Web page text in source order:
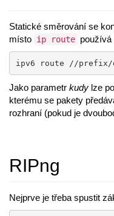
Statické směrování se
místo ip route používá
ipv6 route //
Jako parametr kudy lze
kterému se pakety
rozhraní (pokud je
RIPng
Nejprve je třeba spustit